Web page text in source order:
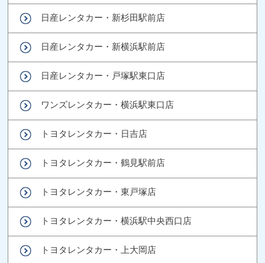
日産レンタカー・新杉田駅前店
日産レンタカー・新横浜駅前店
日産レンタカー・戸塚駅東口店
ワンズレンタカー・横浜駅東口店
トヨタレンタカー・日吉店
トヨタレンタカー・鶴見駅前店
トヨタレンタカー・東戸塚店
トヨタレンタカー・横浜駅中央西口店
トヨタレンタカー・上大岡店